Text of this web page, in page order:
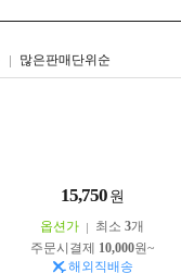
많은판매단위순
15,750 원
옵션가 최소 3개
주문시결제 10,000원~
해외직배송